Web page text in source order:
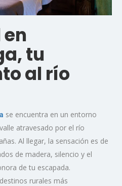
tu
al río
se encuentra en un entorno
atravesado por el río
Al llegar, la sensación es de
de madera, silencio y el
de tu escapada.
rurales más